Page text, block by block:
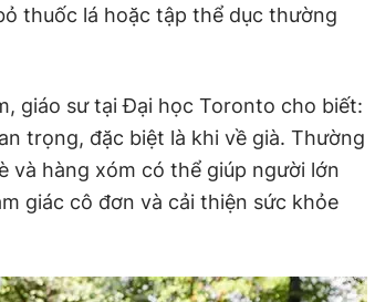
thuốc lá hoặc tập thể dục thường
giáo sư tại Đại học Toronto cho biết:
trọng, đặc biệt là khi về già. Thường
và hàng xóm có thể giúp người lớn
giác cô đơn và cải thiện sức khỏe